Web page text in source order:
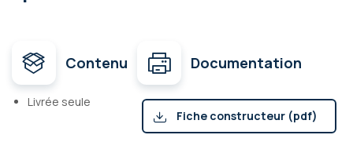
Contenu
Livrée seule
Documentation
Fiche constructeur (pdf)